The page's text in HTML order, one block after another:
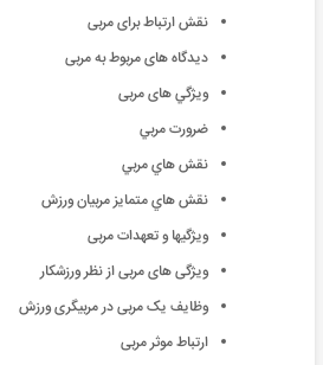
نقش ارتباط برای مربی
ديدگاه های مربوط به مربی
ويژگي های مربی
ضرورت مربي
نقش هاي مربي
نقش هاي متمايز مربيان ورزش
ویژگیها و تعهدات مربی
ویژگی های مربی از نظر ورزشکار
وظایف یک مربی در مربیگری ورزش
ارتباط موثر مربی